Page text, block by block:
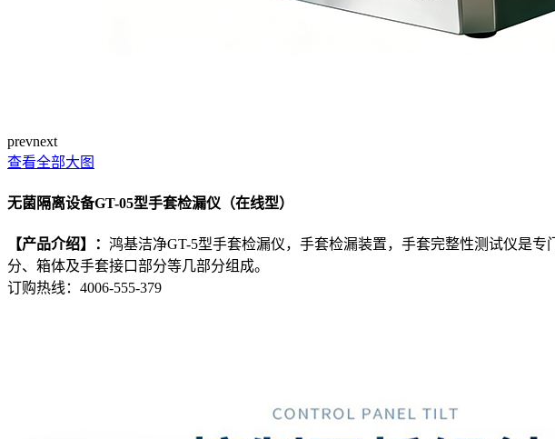
prevnext
查看全部大图
无菌隔离设备GT-05型手套检漏仪（在线型）
【产品介绍】： 鸿基洁净GT-5型手套检漏仪，手套检漏装置，手套完整性测试仪是
分、箱体及手套接口部分等几部分组成。
订购热线： 4006-555-379